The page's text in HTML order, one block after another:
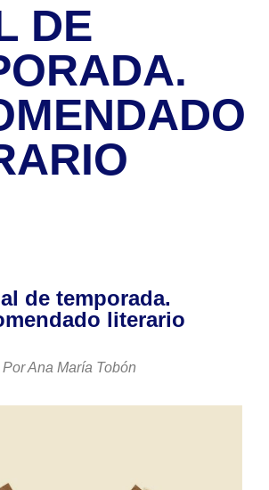
DE
de temporada.
literario
Por Ana María Tobón